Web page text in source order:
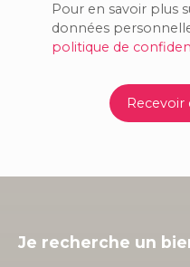
Pour en savoir plus
données
politique de
Recevoir
Je recherche un